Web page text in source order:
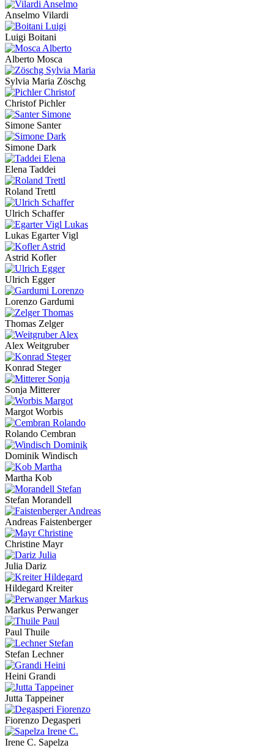
Anselmo Vilardi
Luigi Boitani
Alberto Mosca
Sylvia Maria Zöschg
Christof Pichler
Simone Santer
Simone Dark
Elena Taddei
Roland Trettl
Ulrich Schaffer
Lukas Egarter Vigl
Astrid Kofler
Ulrich Egger
Lorenzo Gardumi
Thomas Zelger
Alex Weitgruber
Konrad Steger
Sonja Mitterer
Margot Worbis
Rolando Cembran
Dominik Windisch
Martha Kob
Stefan Morandell
Andreas Faistenberger
Christine Mayr
Julia Dariz
Hildegard Kreiter
Markus Perwanger
Paul Thuile
Stefan Lechner
Heini Grandi
Jutta Tappeiner
Fiorenzo Degasperi
Irene C. Sapelza